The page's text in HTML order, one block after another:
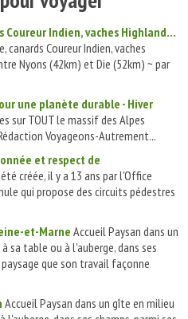
Coureur Indien, vaches Highland…
Coureur Indien, vaches
Nyons (42km) et Die (52km) ~ par
une planète durable - Hiver
sur TOUT le massif des Alpes
Voyageons-Autrement...
et respect de
créée, il y a 13 ans par l'Office
qui propose des circuits pédestres
et-Marne Accueil Paysan dans un
sa table ou à l'auberge, dans ses
que son travail façonne
Accueil Paysan dans un gîte en milieu